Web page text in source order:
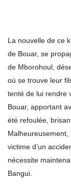
La nouvelle de ce
de Bouar, se
de Mborohoul,
où se trouve leur
tenté de lui rendre
Bouar, apportant
été refoulée,
victime d’un
nécessite
Bangui.